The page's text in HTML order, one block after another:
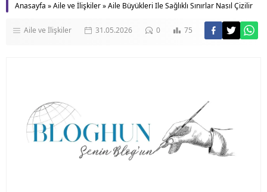
Anasayfa »Aile ve İlişkiler»Aile Büyükleri Ile Sağlıklı Sınırlar Nasıl Çizilir
Aile ve İlişkiler 31.05.2026 0 75